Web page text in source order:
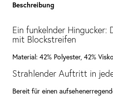
Beschreibung
Ein funkelnder Hingucker:
mit Blockstreifen
Material: 42% Polyester, 42%
Strahlender Auftritt in
Bereit für einen